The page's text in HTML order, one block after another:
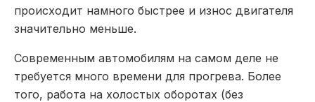
происходит намного быстрее и износ двигателя
значительно меньше.
Современным автомобилям на самом деле не
требуется много времени для прогрева. Более
того, работа на холостых оборотах (без